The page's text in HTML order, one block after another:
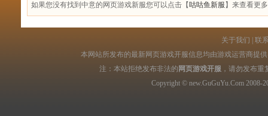
如果您没有找到中意的网页游戏新服您可以点击【咕咕鱼新服 】来查看更
关于我们
联
本网站所发布的最新网页游戏开服信息均由游戏运营商提
注：本站拒绝发布非法的 网页游戏开服 ，请勿发布重
Copyright © new.GuGuYu.Com 2008-